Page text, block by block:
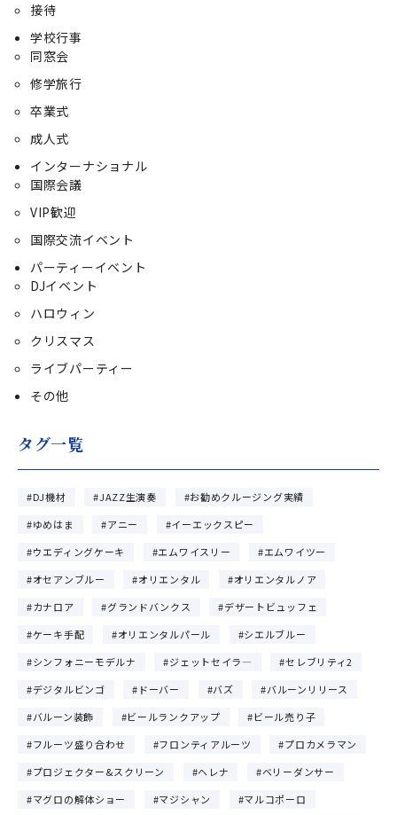
接待
学校行事
同窓会
修学旅行
卒業式
成人式
インターナショナル
国際会議
VIP歓迎
国際交流イベント
パーティーイベント
DJイベント
ハロウィン
クリスマス
ライブパーティー
その他
タグ一覧
DJ機材 JAZZ生演奏
お勧めクルージング実績
ゆめはま
アニー
イーエックスピー
ウエディングケーキ
エムワイスリー
エムワイツー
オセアンブルー
オリエンタル
オリエンタルノア
カナロア
グランドバンクス
デザートビュッフェ
ケーキ手配
オリエンタルパール
シエルブルー
シンフォニーモデルナ
ジェットセイラ―
セレブリティ2
デジタルビンゴ
ドーバー バズ
バルーンリリース
バルーン装飾
ビールランクアップ
ビール売り子
フルーツ盛り合わせ
フロンティアルーツ
プロカメラマン
プロジェクター&スクリーン
ヘレナ
ベリーダンサー
マグロの解体ショー
マジシャン
マルコポーロ